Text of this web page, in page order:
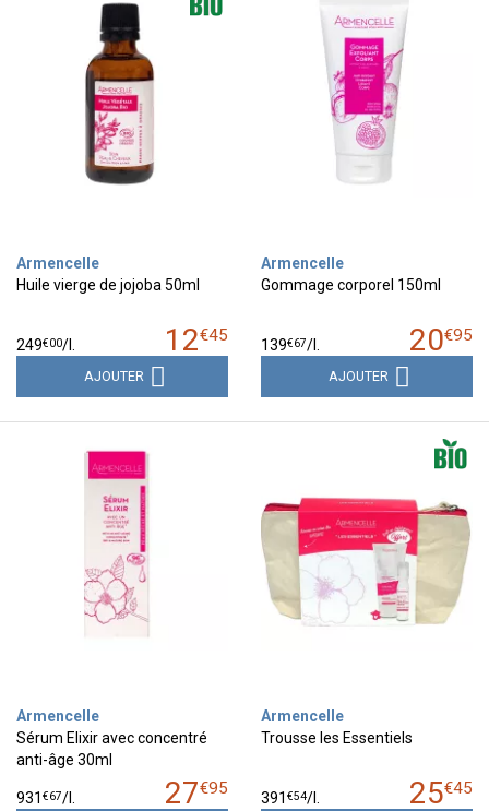
Armencelle
Huile vierge de jojoba 50ml
12€45
249€00/
AJOUTER
Armencelle
Gommage corporel 150ml
20€95
139€67/
AJOUTER
Armencelle
Sérum Elixir avec concentré
anti-âge 30ml
27€95
931 €67/
Armencelle
Trousse les Essentiels
25€45
391 €54/